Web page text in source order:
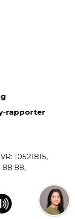
rapporter
10521815,
88 88,